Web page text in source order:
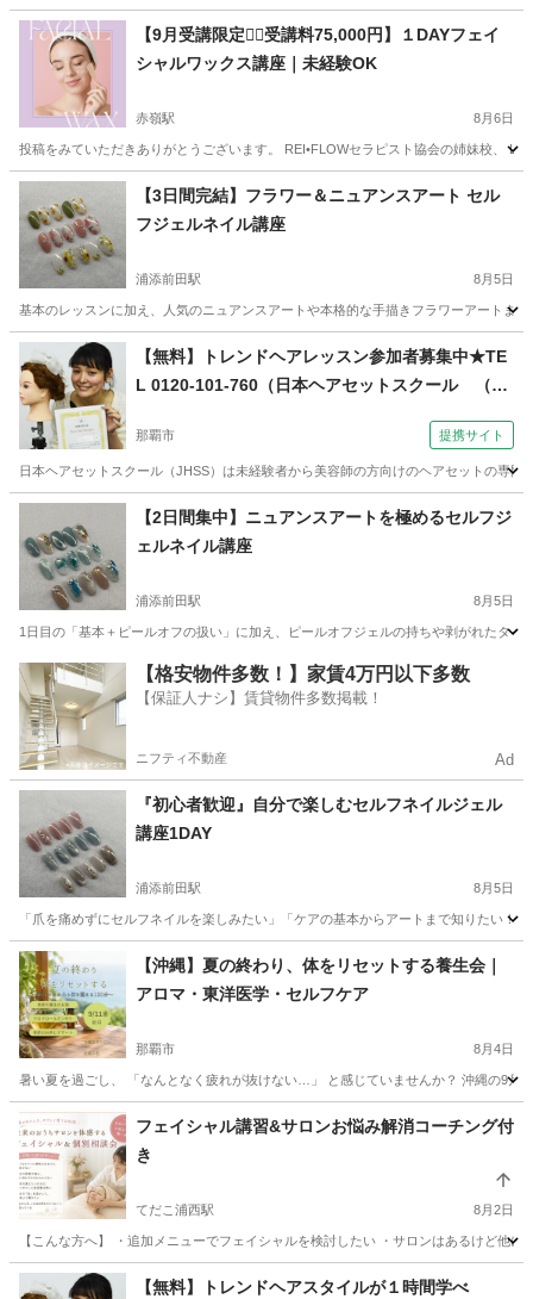
【9月受講限定❤️‍🔥受講料75,000円】１DAYフェイ
シャルワックス講座｜未経験OK
赤嶺駅 8月6日
投稿をみていただきありがとうございます。 REI•FLOWセラピスト協会の姉妹校、
沖縄 那覇市 赤嶺駅 美容健康 フェイシャル
【3日間完結】フラワー＆ニュアンスアート セル
フジェルネイル講座
浦添前田駅 8月5日
基本のレッスンに加え、人気のニュアンスアートや本格的な手描きフラワーアートま
沖縄 宜野湾市 浦添前田駅 ネイル
【無料】トレンドヘアレッスン参加者募集中★TE
L 0120-101-760（日本ヘアセットスクール （Ja
ながら学べる♪）
那覇市 提携サイト
日本ヘアセットスクール（JHSS）は未経験者から美容師の方向けのヘアセットの専
沖縄 那覇市 ヘアメイク
【2日間集中】ニュアンスアートを極めるセルフジ
ェルネイル講座
浦添前田駅 8月5日
1日目の「基本＋ピールオフの扱い」に加え、ピールオフジェルの持ちや剥がれたタ
沖縄 宜野湾市 浦添前田駅 美容健康 アート
【格安物件多数！】家賃4万円以下多数
【保証人ナシ】賃貸物件多数掲載！
ニフティ不動産 Ad
『初心者歓迎』自分で楽しむセルフネイルジェル
講座1DAY
浦添前田駅 8月5日
「爪を痛めずにセルフネイルを楽しみたい」「ケアの基本からアートまで知りたい
沖縄 浦添前田駅 ネイル 講座
【沖縄】夏の終わり、体をリセットする養生会｜
アロマ・東洋医学・セルフケア
那覇市 8月4日
暑い夏を過ごし、 「なんとなく疲れが抜けない…」 と感じていませんか？ 沖縄の9月
沖縄 那覇市 美容健康 東洋医学
フェイシャル講習&サロンお悩み解消コーチング付
き
てだこ浦西駅 8月2日
【こんな方へ】 ・追加メニューでフェイシャルを検討したい ・サロンはあるけど他
沖縄 中頭郡 てだこ浦西駅 エステ フェイシャル
【無料】トレンドヘアスタイルが１時間学べ